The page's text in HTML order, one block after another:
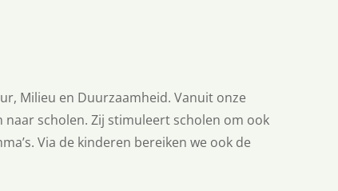
Milieu en Duurzaamheid. Vanuit onze
scholen. Zij stimuleert scholen om ook
Via de kinderen bereiken we ook de